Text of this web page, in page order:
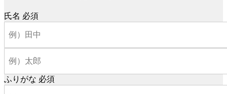
氏名 必須
ふりがな 必須